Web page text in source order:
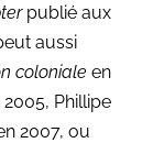
publié aux
aussi
coloniale en
2005, Phillipe
2007, ou